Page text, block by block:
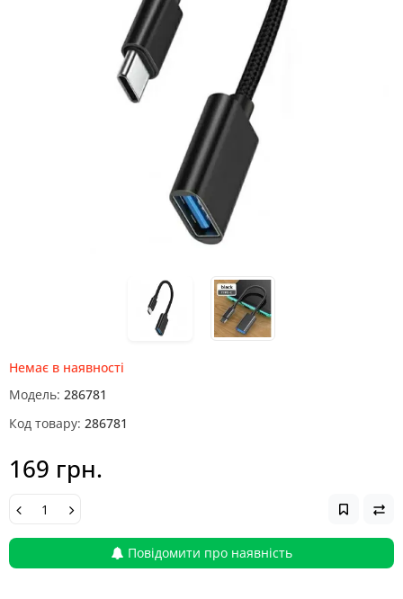
Немає в наявності
Модель: 286781
Код товару: 286781
169 грн.
Повідомити про наявність